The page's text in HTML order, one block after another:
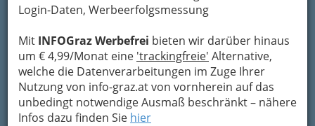
Login-Daten, Werbeerfolgsmessung
Mit INFOGraz Werbefrei bieten wir darüber hinaus
um € 4,99/Monat eine 'trackingfreie' Alternative,
welche die Datenverarbeitungen im Zuge Ihrer
Nutzung von info-graz.at von vornherein auf das
unbedingt notwendige Ausmaß beschränkt – nähere
Infos dazu finden Sie hier
Meine Nachricht